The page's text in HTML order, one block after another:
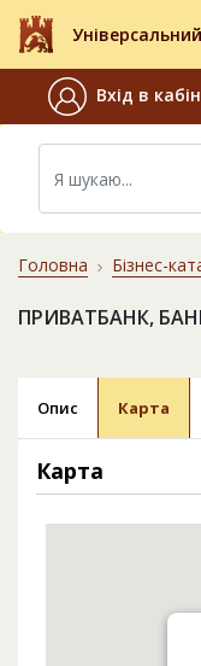
Вхід в
Головна Бізнес-
ПРИВАТБАНК,
Опис Карта
Карта